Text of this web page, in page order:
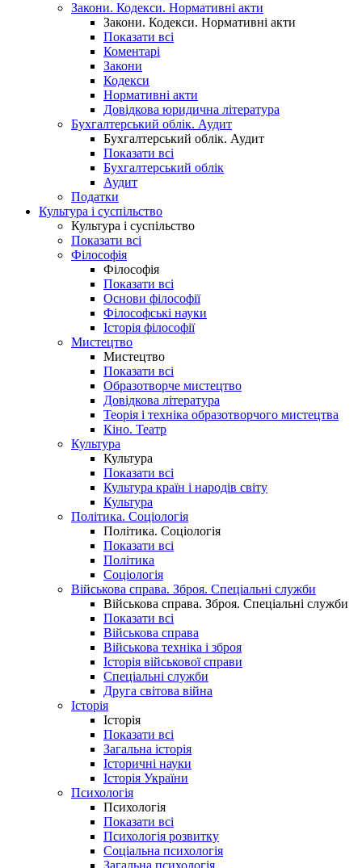
Закони. Кодекси. Нормативні акти
Закони. Кодекси. Нормативні акти
Показати всі
Коментарі
Закони
Кодекси
Нормативні акти
Довідкова юридична література
Бухгалтерський облік. Аудит
Бухгалтерський облік. Аудит
Показати всі
Бухгалтерський облік
Аудит
Податки
Культура і суспільство
Культура і суспільство
Показати всі
Філософія
Філософія
Показати всі
Основи філософії
Філософські науки
Історія філософії
Мистецтво
Мистецтво
Показати всі
Образотворче мистецтво
Довідкова література
Теорія і техніка образотворчого мистецтва
Кіно. Театр
Культура
Культура
Показати всі
Культура країн і народів світу
Культура
Політика. Соціологія
Політика. Соціологія
Показати всі
Політика
Соціологія
Військова справа. Зброя. Спеціальні служби
Військова справа. Зброя. Спеціальні служби
Показати всі
Військова справа
Військова техніка і зброя
Історія військової справи
Спеціальні служби
Друга світова війна
Історія
Історія
Показати всі
Загальна історія
Історичні науки
Історія України
Психологія
Психологія
Показати всі
Психологія розвитку
Соціальна психологія
Загальна психологія